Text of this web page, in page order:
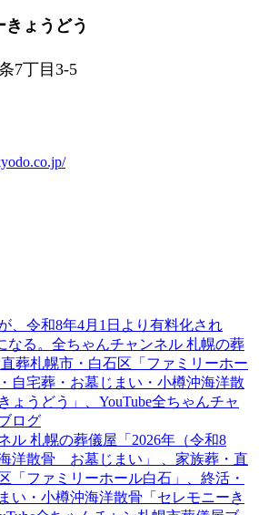
ょうどう
7丁目3-5
、令和8年4月1日より有料化され
なる。全ちゃんチャンネル 札幌の葬
葬札幌市・白石区「ファミリーホー
自宅葬・お墓じまい・小樽沖海洋散
ょうどう」、YouTube全ちゃんチャ
ログ
ル 札幌の葬儀屋「2026年（令和8
洋散骨 お墓じまい」 、家族葬・直
「ファミリーホール白石」、終活・
い・小樽沖海洋散骨「セレモニーき